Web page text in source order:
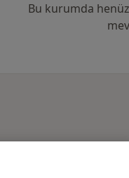
Bu kurumda